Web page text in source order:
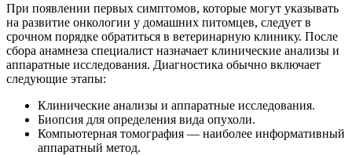
При появлении первых симптомов, которые могут указывать
на развитие онкологии у домашних питомцев, следует в
срочном порядке обратиться в ветеринарную клинику. После
сбора анамнеза специалист назначает клинические анализы и
аппаратные исследования. Диагностика обычно включает
следующие этапы:
Клинические анализы и аппаратные исследования.
Биопсия для определения вида опухоли.
Компьютерная томография — наиболее информативный
аппаратный метод.